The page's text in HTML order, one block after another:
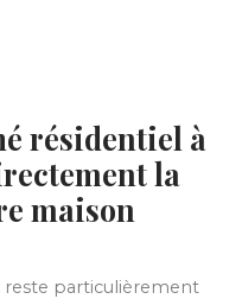
résidentiel à
la
maison
reste particulièrement